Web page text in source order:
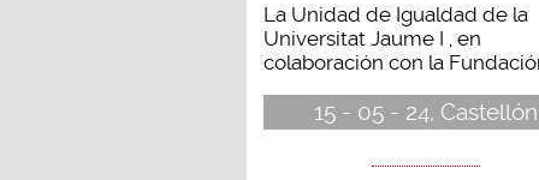
La Unidad de Igualdad de la
Universitat Jaume I , en
colaboración con la
15 - 05 - 24, Castellón